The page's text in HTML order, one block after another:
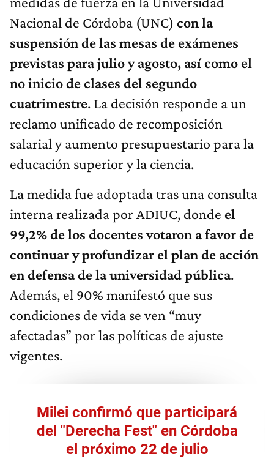
Nacional de Córdoba (UNC) con la
suspensión de las mesas de exámenes
previstas para julio y agosto, así como el
no inicio de clases del segundo
cuatrimestre. La decisión responde a un
reclamo unificado de recomposición
salarial y aumento presupuestario para la
educación superior y la ciencia.
La medida fue adoptada tras una consulta
interna realizada por ADIUC, donde el
99,2% de los docentes votaron a favor de
continuar y profundizar el plan de acción
en defensa de la universidad pública.
Además, el 90% manifestó que sus
condiciones de vida se ven “muy
afectadas” por las políticas de ajuste
vigentes.
Milei confirmó que participará
del "Derecha Fest" en Córdoba
el próximo 22 de julio